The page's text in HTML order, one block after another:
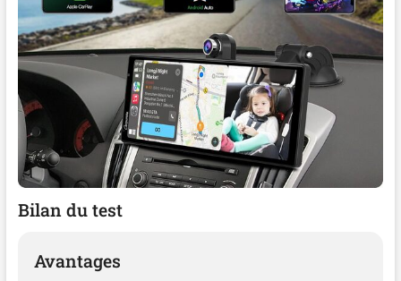
Bilan du test
Avantages